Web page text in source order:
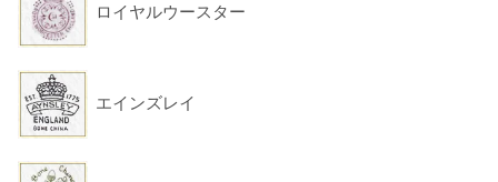
ロイヤルウースター
エインズレイ